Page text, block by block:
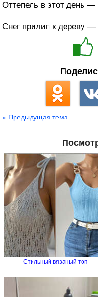
Оттепель в этот день —
Снег прилип к дереву —
« Предыдущая тема
Стильный вязаный топ